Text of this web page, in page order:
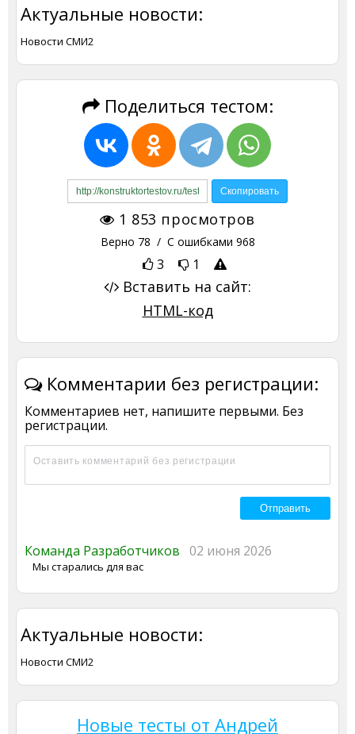
Актуальные новости:
Новости СМИ2
Поделиться тестом:
1 853 просмотров
Верно 78 / С ошибками 968
3 1
Вставить на сайт:
HTML-код
Комментарии без регистрации:
Комментариев нет, напишите первыми. Без
регистрации.
Команда Разработчиков 02 июня 2026
Мы старались для вас
Актуальные новости:
Новости СМИ2
Новые тесты от Андрей